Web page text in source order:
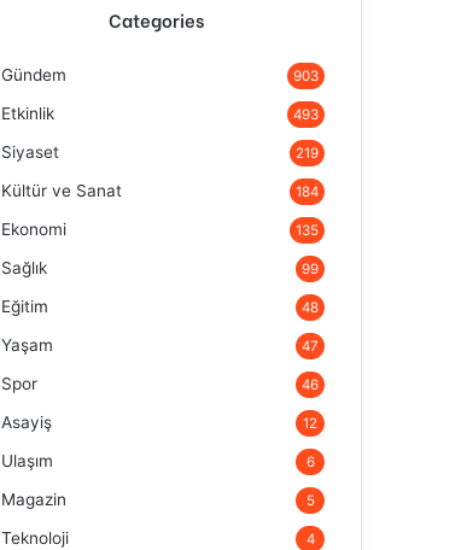
Categories
Gündem 903
Etkinlik 493
Siyaset 219
Kültür ve Sanat 184
Ekonomi 135
Sağlık 99
Eğitim 48
Yaşam 47
Spor 46
Asayiş 12
Ulaşım 6
Magazin 5
Teknoloji 4